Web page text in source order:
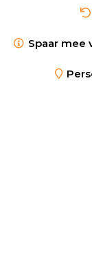
Spaar mee